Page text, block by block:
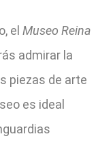
el Museo Reina
admirar la
piezas de arte
es ideal